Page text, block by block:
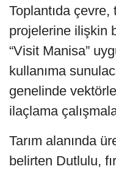
Toplantıda çevre,
projelerine ilişkin
“Visit Manisa”
kullanıma
genelinde
ilaçlama
Tarım alanında
belirten Dutlulu,